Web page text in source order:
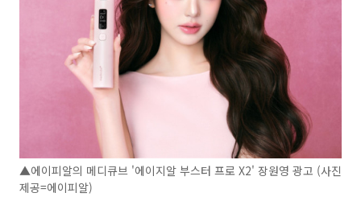
▲에이피알의 메디큐브 '에이지알 부스터 프로 X2' 장원영 광고 (사진
제공=에이피알)